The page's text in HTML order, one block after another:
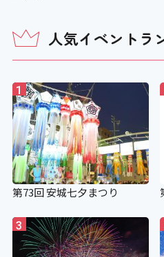
人気イベントラ
1
第73回 安城七夕まつり
3